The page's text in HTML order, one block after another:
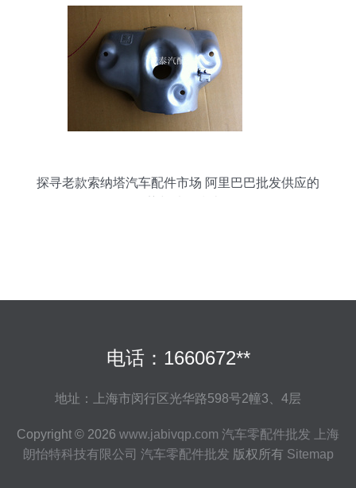
探寻老款索纳塔汽车配件市场 阿里巴巴批发供应的
电话：1660672**
地址：上海市闵行区光华路598号2幢3、4层
Copyright © 2026 www.jabivqp.com 汽车零配件批发
上海
朗怡特科技有限公司 汽车零配件批发 版权所有 Sitemap